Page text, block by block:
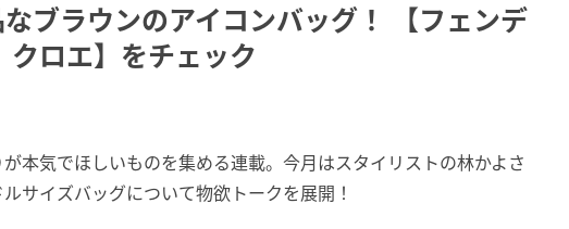
ブラウンのアイコンバッグ！ 【フェンデ
クロエ】をチェック
本気でほしいものを集める連載。今月はスタイリストの林かよさ
サイズバッグについて物欲トークを展開！